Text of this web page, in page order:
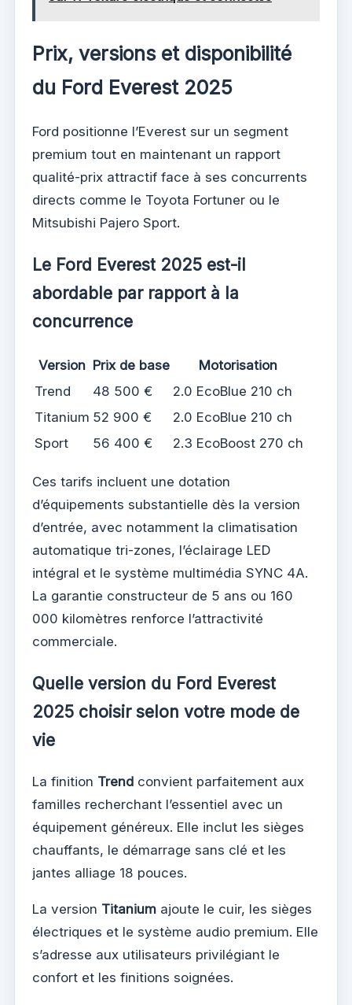
Prix, versions et disponibilité
du Ford Everest 2025
Ford positionne l’Everest sur un segment
premium tout en maintenant un rapport
qualité-prix attractif face à ses concurrents
directs comme le Toyota Fortuner ou le
Mitsubishi Pajero Sport.
Le Ford Everest 2025 est-il
abordable par rapport à la
concurrence
Version Prix de base
Motorisation
Trend
48 500 €
2.0 EcoBlue 210 ch
Titanium 52 900 €
2.0 EcoBlue 210 ch
Sport
56 400 € 2.3 EcoBoost 270 ch
Ces tarifs incluent une dotation
d’équipements substantielle dès la version
d’entrée, avec notamment la climatisation
automatique tri-zones, l’éclairage LED
intégral et le système multimédia SYNC 4A.
La garantie constructeur de 5 ans ou 160
000 kilomètres renforce l’attractivité
commerciale.
Quelle version du Ford Everest
2025 choisir selon votre mode de
vie
La finition Trend convient parfaitement aux
familles recherchant l’essentiel avec un
équipement généreux. Elle inclut les sièges
chauffants, le démarrage sans clé et les
jantes alliage 18 pouces.
La version Titanium ajoute le cuir, les sièges
électriques et le système audio premium. Elle
s’adresse aux utilisateurs privilégiant le
confort et les finitions soignées.